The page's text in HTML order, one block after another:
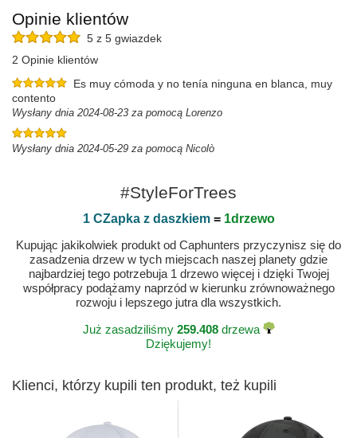
Opinie klientów
5 z 5 gwiazdek
2 Opinie klientów
Es muy cómoda y no tenía ninguna en blanca, muy
contento
Wysłany dnia 2024-08-23 za pomocą Lorenzo
Wysłany dnia 2024-05-29 za pomocą Nicolò
#StyleForTrees
1 CZapka z daszkiem= 1drzewo
Kupując jakikolwiek produkt od Caphunters przyczynisz się do
zasadzenia drzew w tych miejscach naszej planety gdzie
najbardziej tego potrzebuja 1 drzewo więcej i dzięki Twojej
współpracy podążamy naprzód w kierunku zrównoważnego
rozwoju i lepszego jutra dla wszystkich.
Już zasadziliśmy 259.408drzewa
Dziękujemy!
Klienci, którzy kupili ten produkt, też kupili